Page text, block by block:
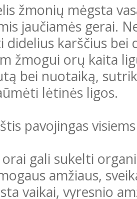
žmonių mėgsta
jaučiamės gerai.
didelius karščius bei
žmogui orų kaita
bei nuotaiką,
lėtinės ligos.
pavojingas
gali sukelti
amžiaus,
vaikai, vyresnio